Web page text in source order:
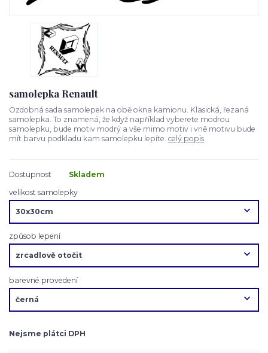
samolepka Renault
Ozdobná sada samolepek na obě okna kamionu. Klasická, řezaná
samolepka. To znamená, že když například vyberete modrou
samolepku, bude motiv modrý a vše mimo motiv i vně motivu bude
mít barvu podkladu kam samolepku lepíte. celý popis
Dostupnost
Skladem
velikost samolepky
způsob lepení
barevné provedení
Nejsme plátci DPH